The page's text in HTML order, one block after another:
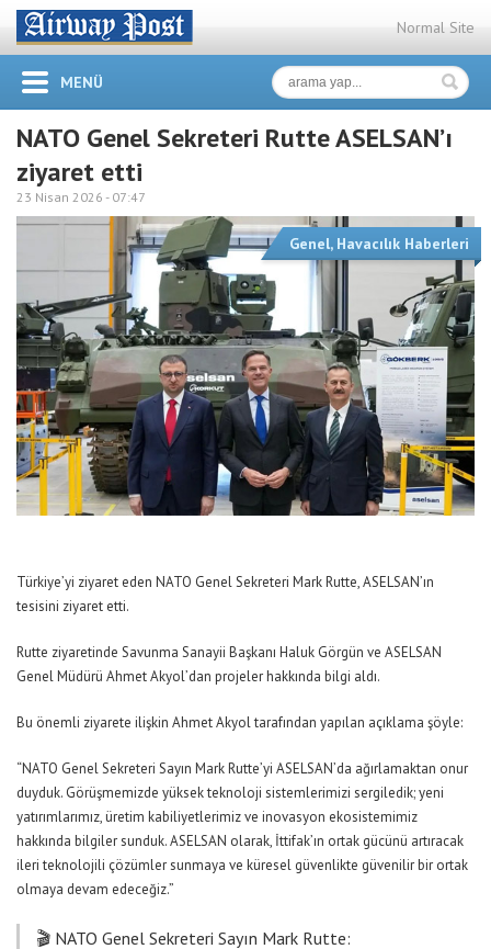
Normal Site
MENÜ
NATO Genel Sekreteri Rutte ASELSAN’ı
ziyaret etti
23 Nisan 2026 - 07:47
Genel, Havacılık Haberleri
Türkiye’yi ziyaret eden NATO Genel Sekreteri Mark Rutte, ASELSAN’ın
tesisini ziyaret etti.
Rutte ziyaretinde Savunma Sanayii Başkanı Haluk Görgün ve ASELSAN
Genel Müdürü Ahmet Akyol’dan projeler hakkında bilgi aldı.
Bu önemli ziyarete ilişkin Ahmet Akyol tarafından yapılan açıklama şöyle:
“NATO Genel Sekreteri Sayın Mark Rutte’yi ASELSAN’da ağırlamaktan onur
duyduk. Görüşmemizde yüksek teknoloji sistemlerimizi sergiledik; yeni
yatırımlarımız, üretim kabiliyetlerimiz ve inovasyon ekosistemimiz
hakkında bilgiler sunduk. ASELSAN olarak, İttifak’ın ortak gücünü artıracak
ileri teknolojili çözümler sunmaya ve küresel güvenlikte güvenilir bir ortak
olmaya devam edeceğiz.”
🎬 NATO Genel Sekreteri Sayın Mark Rutte: